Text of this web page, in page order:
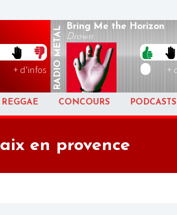
+ d'infos RADIO
METAL Bring Me the Horizon
Drown
+
REGGAE CONCOURS PODCASTS
aix en provence